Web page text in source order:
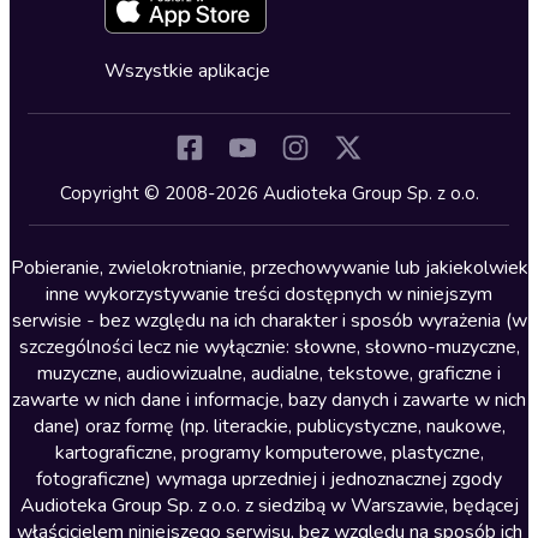
Kryminały
Lektury szkolne
Literatura anglojęzyczna
Literatura faktu
Literatura obyczajowa
Literatura piękna obca
Literatura piękna polska
Nagrania relaksacyjne
Nauka języków
Cykle audiobooków
Wszystkie aplikacje
Copyright © 2008-2026 Audioteka Group Sp. z o.o.
Pobieranie, zwielokrotnianie, przechowywanie lub jakiekolwiek
inne wykorzystywanie treści dostępnych w niniejszym
serwisie - bez względu na ich charakter i sposób wyrażenia (w
szczególności lecz nie wyłącznie: słowne, słowno-muzyczne,
muzyczne, audiowizualne, audialne, tekstowe, graficzne i
zawarte w nich dane i informacje, bazy danych i zawarte w nich
dane) oraz formę (np. literackie, publicystyczne, naukowe,
kartograficzne, programy komputerowe, plastyczne,
fotograficzne) wymaga uprzedniej i jednoznacznej zgody
Audioteka Group Sp. z o.o. z siedzibą w Warszawie, będącej
właścicielem niniejszego serwisu, bez względu na sposób ich